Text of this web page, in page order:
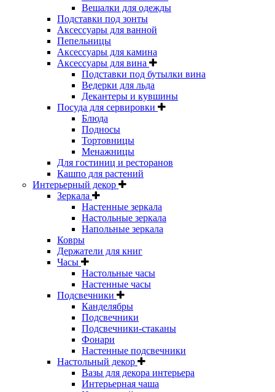
Вешалки для одежды
Подставки под зонты
Аксессуары для ванной
Пепельницы
Аксессуары для камина
Аксессуары для вина
Подставки под бутылки вина
Ведерки для льда
Декантеры и кувшины
Посуда для сервировки
Блюда
Подносы
Тортовницы
Менажницы
Для гостиниц и ресторанов
Кашпо для растений
Интерьерный декор
Зеркала
Настенные зеркала
Настольные зеркала
Напольные зеркала
Ковры
Держатели для книг
Часы
Настольные часы
Настенные часы
Подсвечники
Канделябры
Подсвечники
Подсвечники-стаканы
Фонари
Настенные подсвечники
Настольный декор
Вазы для декора интерьера
Интерьерная чаша